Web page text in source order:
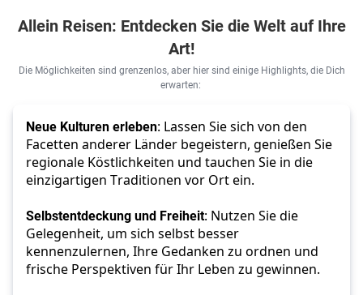
Allein Reisen: Entdecken Sie die Welt auf Ihre
Art!
Die Möglichkeiten sind grenzenlos, aber hier sind einige Highlights, die Dich
erwarten:
Neue Kulturen erleben: Lassen Sie sich von den
Facetten anderer Länder begeistern, genießen Sie
regionale Köstlichkeiten und tauchen Sie in die
einzigartigen Traditionen vor Ort ein.
Selbstentdeckung und Freiheit: Nutzen Sie die
Gelegenheit, um sich selbst besser
kennenzulernen, Ihre Gedanken zu ordnen und
frische Perspektiven für Ihr Leben zu gewinnen.